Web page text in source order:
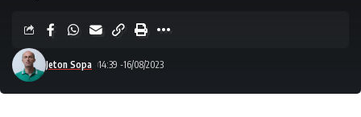
Jeton Sopa 14:39 -16/08/2023